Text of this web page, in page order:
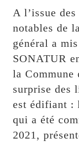
A l’issue
notables de
général a
SONATUR
la Commune
surprise des
est édifiant :
qui a été
2021,